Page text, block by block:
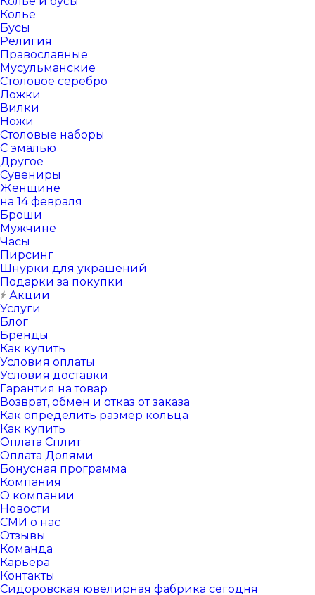
Колье
Бусы
Религия
Православные
Мусульманские
Столовое серебро
Ложки
Вилки
Ножи
Столовые наборы
С эмалью
Другое
Сувениры
Женщине
на 14 февраля
Броши
Мужчине
Часы
Пирсинг
Шнурки для украшений
Подарки за покупки
Акции
Услуги
Блог
Бренды
Как купить
Условия оплаты
Условия доставки
Гарантия на товар
Возврат, обмен и отказ от заказа
Как определить размер кольца
Как купить
Оплата Сплит
Оплата Долями
Бонусная программа
Компания
О компании
Новости
СМИ о нас
Отзывы
Команда
Карьера
Контакты
Сидоровская ювелирная фабрика сегодня